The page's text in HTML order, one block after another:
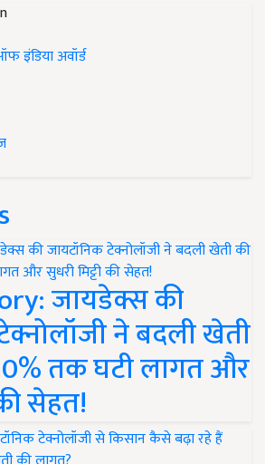
इंडिया अवॉर्ड
जायडेक्स की
ने बदली खेती
तक घटी लागत और
सेहत!